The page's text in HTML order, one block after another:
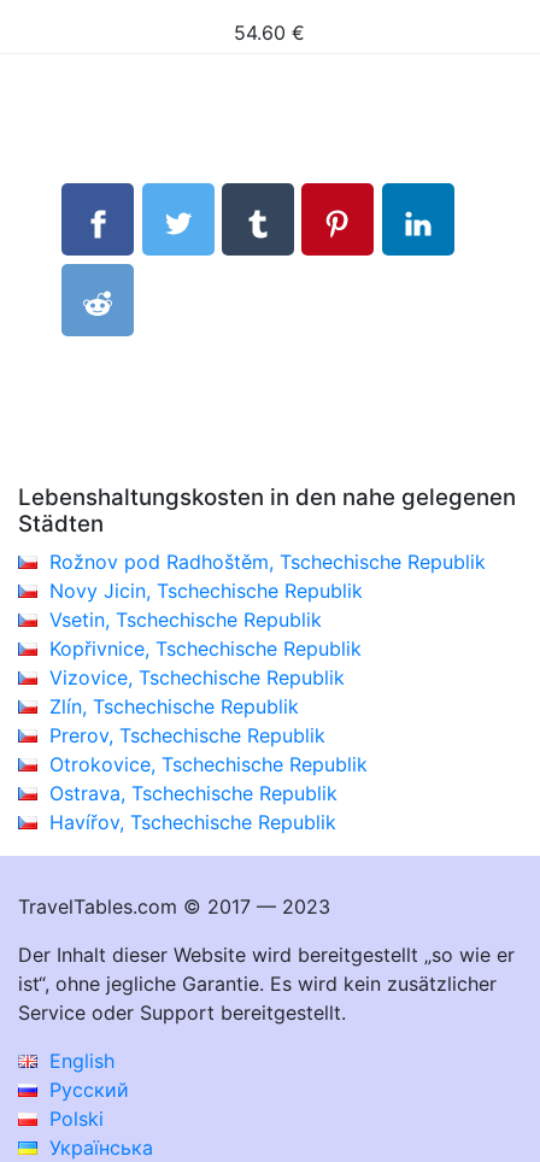
54.60 €
Lebenshaltungskosten in den nahe gelegenen
Städten
Rožnov pod Radhoštěm, Tschechische Republik
Novy Jicin, Tschechische Republik
Vsetin, Tschechische Republik
Kopřivnice, Tschechische Republik
Vizovice, Tschechische Republik
Zlín, Tschechische Republik
Prerov, Tschechische Republik
Otrokovice, Tschechische Republik
Ostrava, Tschechische Republik
Havířov, Tschechische Republik
TravelTables.com © 2017 — 2023
Der Inhalt dieser Website wird bereitgestellt „so wie er
ist“, ohne jegliche Garantie. Es wird kein zusätzlicher
Service oder Support bereitgestellt.
English
Русский
Polski
Українська